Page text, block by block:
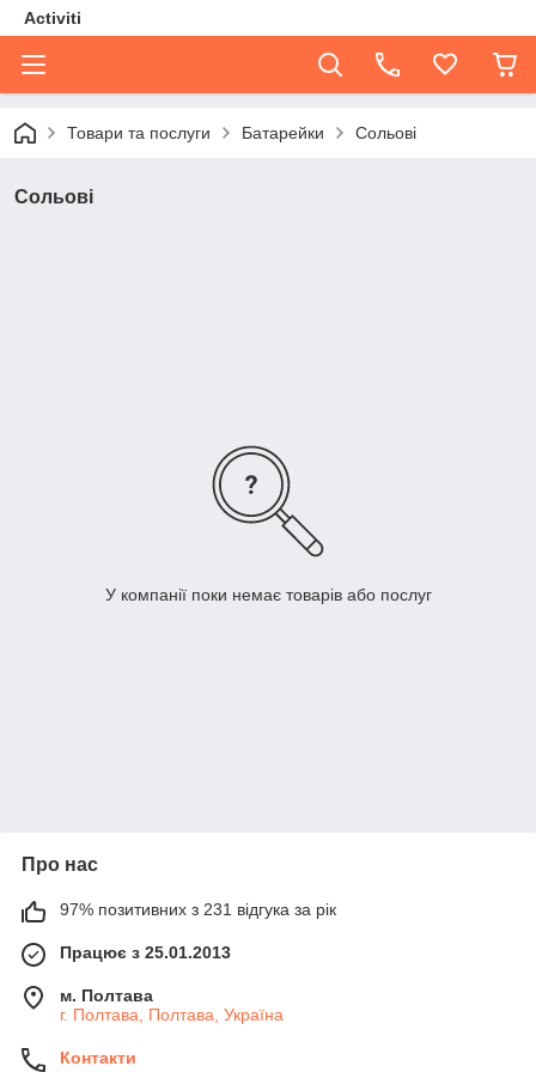
Activiti
Товари та послуги Батарейки Сольові
Сольові
У компанії поки немає товарів або послуг
Про нас
97% позитивних з 231 відгука за рік
Працює з 25.01.2013
м. Полтава
г. Полтава, Полтава, Україна
Контакти